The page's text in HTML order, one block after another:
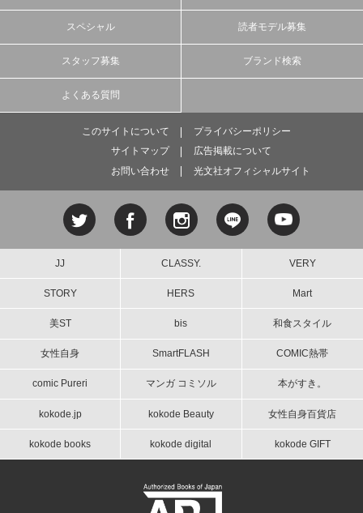
スペシャル 読者モデル募集
スタッフ募集 ブランド検索
よくある質問
このサイトについて
プライバシーポリシー
サイトマップ
広告掲載について
お問い合わせ
光文社オフィシャルサイト
JJ CLASSY. VERY
STORY HERS Mart
美ST bis 和食スタイル
女性自身 SmartFLASH COMIC熱帯
comic Pureri マンガ コミソル 本がすき。
kokode.jp kokode Beauty 女性自身百貨店
kokode books kokode digital kokode GIFT